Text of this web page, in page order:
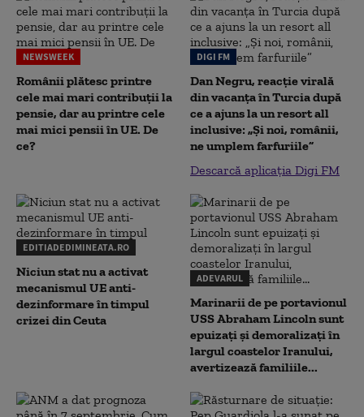
NEWSWEEK
Românii plătesc printre
cele mai mari contribuții la
pensie, dar au printre cele
mai mici pensii în UE. De
ce?
DIGI FM
Dan Negru, reacție virală
din vacanța în Turcia după
ce a ajuns la un resort all
inclusive: „Și noi, românii,
ne umplem farfuriile”
Descarcă aplicația Digi FM
EDITIADEDIMINEATA.RO
Niciun stat nu a activat
mecanismul UE anti-
dezinformare în timpul
crizei din Ceuta
ADEVARUL
Marinarii de pe portavionul
USS Abraham Lincoln sunt
epuizați și demoralizați în
largul coastelor Iranului,
avertizează familiile...